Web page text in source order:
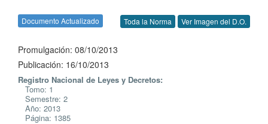
Documento Actualizado Toda la Norma Ver Imagen del D.O.
Promulgación: 08/10/2013
Publicación: 16/10/2013
Registro Nacional de Leyes y Decretos:
Tomo: 1
Semestre: 2
Año: 2013
Página: 1385